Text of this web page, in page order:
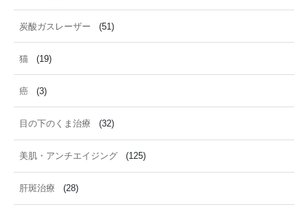
炭酸ガスレーザー (51)
猫 (19)
癌 (3)
目の下のくま治療 (32)
美肌・アンチエイジング (125)
肝斑治療 (28)